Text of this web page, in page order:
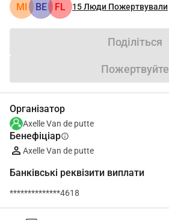
MI BE FL 15Люди Пожертвували
Поділіться
Пожертвуйте
Організатор
Axelle Van de putte
Бенефіціарinfo
Axelle Van de putte
Банківські реквізити виплати
**************4618